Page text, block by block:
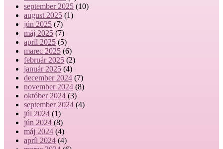
september 2025 (10)
august 2025 (1)
jún 2025 (7)
máj 2025 (7)
apríl 2025 (5)
marec 2025 (6)
február 2025 (2)
január 2025 (4)
december 2024 (7)
november 2024 (8)
október 2024 (3)
september 2024 (4)
júl 2024 (1)
jún 2024 (8)
máj 2024 (4)
apríl 2024 (4)